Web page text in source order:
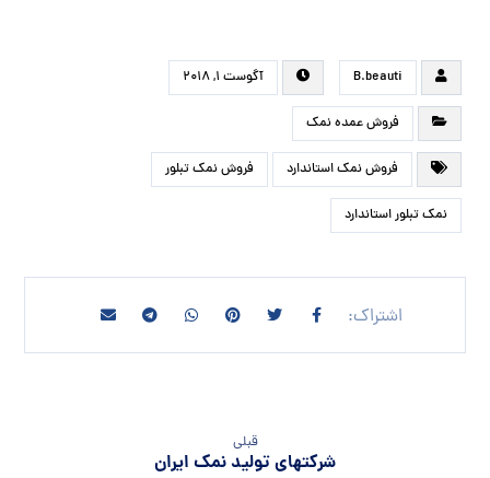
B.beauti آگوست ۱, ۲۰۱۸
فروش عمده نمک
فروش نمک استاندارد فروش نمک تبلور
نمک تبلور استاندارد
قبلی
شرکتهای تولید نمک ایران